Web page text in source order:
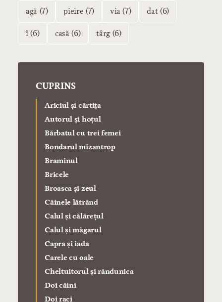
agă (7) pieire (7) via (7) dat (6)
î (6) casă (6) târg (6)
CUPRINS
Ariciul şi cârtiţa
Autorul şi hoţul
Bărbatul cu trei femei
Bondarul mizantrop
Braminul
Bricele
Broasca şi zeul
Câinele lătrând
Calul şi călăreţul
Calul şi măgarul
Capra şi iada
Carele cu oale
Cheltuitorul şi rândunica
Doi câini
Doi raci